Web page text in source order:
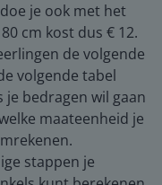
je ook met het
cm kost dus € 12.
de volgende
volgende tabel
bedragen wil gaan
maateenheid je
stappen je